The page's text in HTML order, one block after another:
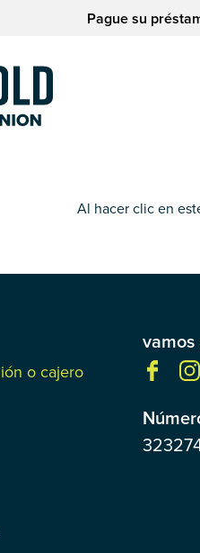
Pague su
Al hacer clic en
o cajero